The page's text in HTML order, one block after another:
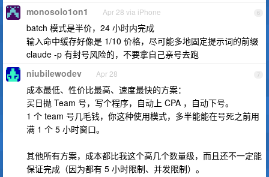
6
monosolo1on1 Apr 28 via iPhone
batch 模式是半价，24 小时内完成
输入命中缓存好像是 1/10 价格，尽可能多地固定提示词的前缀
claude -p 有封号风险的，不要拿自己亲号去跑
7
niubilewodev Apr 28
成本最低、性价比最高、速度最快的方案：
买日抛 Team 号，写个程序，自动上 CPA ，自动下号。
1 个 team 号几毛钱，你这种使用模式，多半能能在号死之前用
满 1 个 5 小时窗口。
其他所有方案，成本都比我这个高几个数量级，而且还不一定能
保证完成（因为都有 5 小时限制、并发限制）。